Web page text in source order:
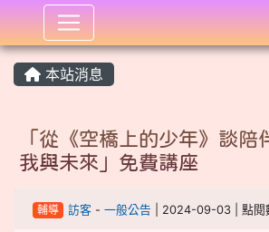
:::
本站消息
「從《空橋上的少年》談陪
我與未來」免費講座
輔導 訪客- 一般公告 | 2024-09-03 | 點閱